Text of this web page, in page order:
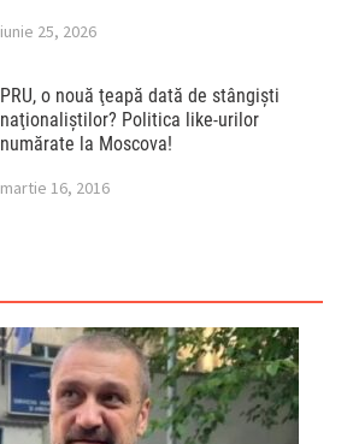
iunie 25, 2026
PRU, o nouă ţeapă dată de stângişti
naţionaliştilor? Politica like-urilor
numărate la Moscova!
martie 16, 2016